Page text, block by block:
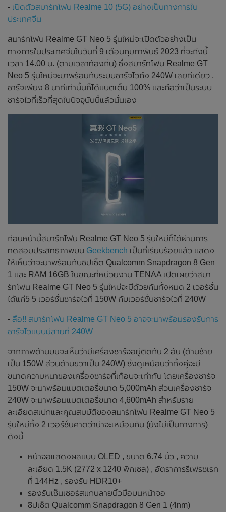
- เปิดตัวสมาร์ทโฟน Realme 10 (5G) อย่างเป็นทางการใน
ประเทศจีน
สมาร์ทโฟน Realme GT Neo 5 รุ่นใหม่จะเปิดตัวอย่างเป็น
ทางการในประเทศจีนในวันที่ 9 เดือนกุมภาพันธ์ 2023 ที่จะถึงนี้
เวลา 14.00 น. (ตามเวลาท้องถิ่น) ซึ่งสมาร์ทโฟน Realme GT
Neo 5 รุ่นใหม่จะมาพร้อมกับระบบชาร์จไวถึง 240W เลยทีเดียว ,
ชาร์จเพียง 8 นาทีเท่านั้นก็ได้แบตเต็ม 100% และถือว่าเป็นระบบ
ชาร์จไวที่เร็วที่สุดในปัจจุบันนี้แล้วนั่นเอง
ก่อนหน้านี้สมาร์ทโฟน Realme GT Neo 5 รุ่นใหม่ก็ได้ผ่านการ
ทดสอบประสิทธิภาพบน Geekbench เป็นที่เรียบร้อยแล้ว แสดง
ให้เห็นว่าจะมาพร้อมกับชิปเซ็ต Qualcomm Snapdragon 8 Gen
1 และ RAM 16GB ในขณะที่หน่วยงาน TENAA เปิดเผยว่าสมา
ร์ทโฟน Realme GT Neo 5 รุ่นใหม่จะมีด้วยกันทั้งหมด 2 เวอร์ชั่น
ได้แก่5 5 เวอร์ชั่นชาร์จไวที่ 150W กับเวอร์ชั่นชาร์จไวที่ 240W
- ลือ!! สมาร์ทโฟน Realme GT Neo 5 อาจจะมาพร้อมรองรับการ
ชาร์จไวแบบมีสายที่ 240W
จากภาพด้านบนจะเห็นว่ามีเครื่องชาร์จอยู่ติดกัน 2 อัน (ด้านซ้าย
เป็น 150W ส่วนด้านขวาเป็น 240W) ซึ่งดูเหมือนว่าทั้งคู่จะมี
ขนาดความหนาของเครื่องชาร์จที่เกือบจะเท่ากัน โดยเครื่องชาร์จ
150W จะมาพร้อมแบตเตอรี่ขนาด 5,000mAh ส่วนเครื่องชาร์จ
240W จะมาพร้อมแบตเตอรี่ขนาด 4,600mAh สำหรับราย
ละเอียดสเปกและคุณสมบัติของสมาร์ทโฟน Realme GT Neo 5
รุ่นใหม่ทั้ง 2 เวอร์ชั่นคาดว่าน่าจะเหมือนกัน (ยังไม่เป็นทางการ)
ดังนี้
หน้าจอแสดงผลแบบ OLED , ขนาด 6.74 นิ้ว , ความ
ละเอียด 1.5K (2772 x 1240 พิกเซล) , อัตราการรีเฟรชเรท
ที่ 144Hz , รองรับ HDR10+
รองรับเซ็นเซอร์สแกนลายนิ้วมือบนหน้าจอ
ชิปเซ็ต Qualcomm Snapdragon 8 Gen 1 (4nm)